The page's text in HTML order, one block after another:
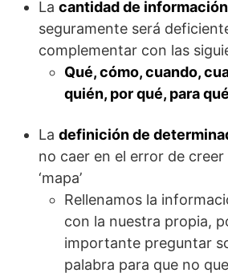
La cantidad de información
seguramente será
complementar con las
Qué, cómo, cuando,
quién, por qué, para qué
La definición de
no caer en el error de creer
‘mapa’
Rellenamos la
con la nuestra propia,
importante preguntar
palabra para que no